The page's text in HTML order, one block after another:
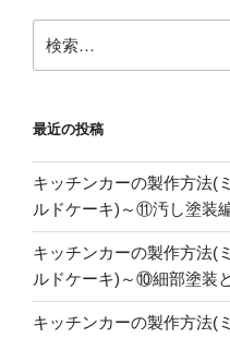
シ
ョ
索:
最近の投稿
キッチンカーの製作方
ルドケーキ)～⑪汚し塗装
キッチンカーの製作方
ルドケーキ)～⑩細部塗装
キッチンカーの製作方